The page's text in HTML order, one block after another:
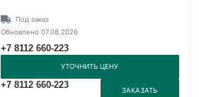
Под заказ
Обновлено 07.08.2026
+7 8112 660-223
УТОЧНИТЬ ЦЕНУ
+7 8112 660-223
ЗАКАЗАТЬ